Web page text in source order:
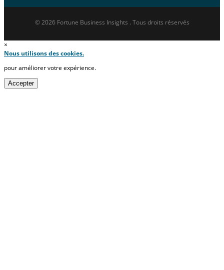
© 2026 Fortune Business Insights . Tous droits réservés
×
Nous utilisons des cookies.
pour améliorer votre expérience.
Accepter